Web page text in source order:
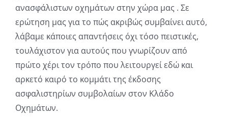
ανασφάλιστων οχημάτων στην χώρα μας . Σε
ερώτηση μας για το πώς ακριβώς συμβαίνει αυτό,
λάβαμε κάποιες απαντήσεις όχι τόσο πειστικές,
τουλάχιστον για αυτούς που γνωρίζουν από
πρώτο χέρι τον τρόπο που λειτουργεί εδώ και
αρκετό καιρό το κομμάτι της έκδοσης
ασφαλιστηρίων συμβολαίων στον Κλάδο
Οχημάτων.